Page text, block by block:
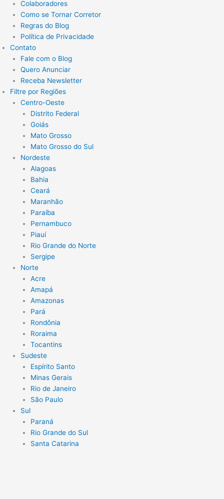
Colaboradores
Como se Tornar Corretor
Regras do Blog
Política de Privacidade
Contato
Fale com o Blog
Quero Anunciar
Receba Newsletter
Filtre por Regiões
Centro-Oeste
Distrito Federal
Goiás
Mato Grosso
Mato Grosso do Sul
Nordeste
Alagoas
Bahia
Ceará
Maranhão
Paraíba
Pernambuco
Piauí
Rio Grande do Norte
Sergipe
Norte
Acre
Amapá
Amazonas
Pará
Rondônia
Roraima
Tocantins
Sudeste
Espírito Santo
Minas Gerais
Rio de Janeiro
São Paulo
Sul
Paraná
Rio Grande do Sul
Santa Catarina